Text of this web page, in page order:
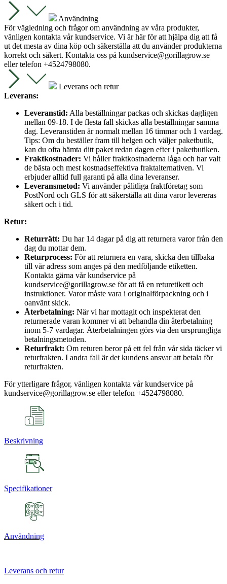
Användning
För vägledning och frågor om användning av våra produkter,
vänligen kontakta vår kundservice. Vi är här för att hjälpa dig att få
ut det mesta av dina köp och säkerställa att du använder produkterna
korrekt och säkert. Kontakta oss på kundservice@gorillagrow.se
eller telefon +4524798080.
Leverans och retur
Leverans:
Leveranstid: Alla beställningar packas och skickas dagligen
mellan 09-18. I de flesta fall skickas alla beställningar samma
dag. Leveranstiden är normalt mellan 16 timmar och 1 vardag.
Tips: Om du beställer fram till helgen och väljer paketbutik,
kan du ofta hämta ditt paket redan dagen efter i paketbutiken.
Fraktkostnader: Vi håller fraktkostnaderna låga och har valt
de bästa och mest kostnadseffektiva fraktalternativen. Vi
erbjuder alltid full garanti på alla dina leveranser.
Leveransmetod: Vi använder pålitliga fraktföretag som
PostNord och GLS för att säkerställa att dina varor levereras
säkert och i tid.
Retur:
Returrätt: Du har 14 dagar på dig att returnera varor från den
dag du mottar dem.
Returprocess: För att returnera en vara, skicka den tillbaka
till vår adress som anges på den medföljande etiketten.
Kontakta gärna vår kundservice på
kundservice@gorillagrow.se för att få en returetikett och
instruktioner. Varor måste vara i originalförpackning och i
oanvänt skick.
Återbetalning: När vi har mottagit och inspekterat den
returnerade varan kommer vi att behandla din återbetalning
inom 5-7 vardagar. Återbetalningen görs via den ursprungliga
betalningsmetoden.
Returfrakt: Om returen beror på ett fel från vår sida täcker vi
returfrakten. I andra fall är det kundens ansvar att betala för
returfrakten.
För ytterligare frågor, vänligen kontakta vår kundservice på
kundservice@gorillagrow.se eller telefon +4524798080.
Beskrivning
Specifikationer
Användning
Leverans och retur